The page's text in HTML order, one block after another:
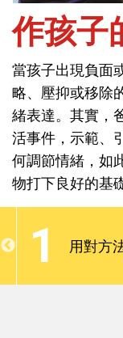
作孩子
當孩子出現負面
略、壓抑或移除
緒表達。其實，
活事件，示範、
何調節情緒，如
物打下良好的基礎
1 用對方
作孩子
當孩子出現負面
略、壓抑或移除
緒表達。其實，
物打下良好的基